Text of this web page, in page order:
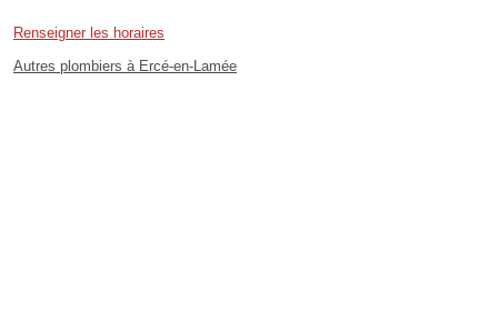
Renseigner les horaires
Autres plombiers à Ercé-en-Lamée